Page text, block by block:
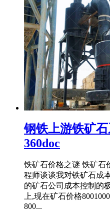
钢铁上游铁矿
360doc
铁矿石价格之谜 铁矿石
程师谈谈我对铁矿石成
的矿石公司成本控制的
上,现在矿石价格
800...